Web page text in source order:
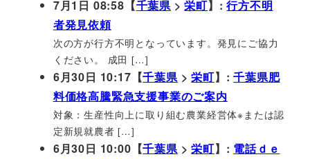
7月1日 08:58【千葉県 >栄町】:行方不明
者発見依頼
次の方が行方不明となっています。発見にご協力
ください。 成田 […]
6月30日 10:17【千葉県>栄町】:千葉県肥
料価格高騰緊急支援事業のご案内
対象：生産性向上に取り組む農業経営体※または認
定新規就農者 […]
6月30日 10:00【千葉県>栄町】: 電話ｄｅ